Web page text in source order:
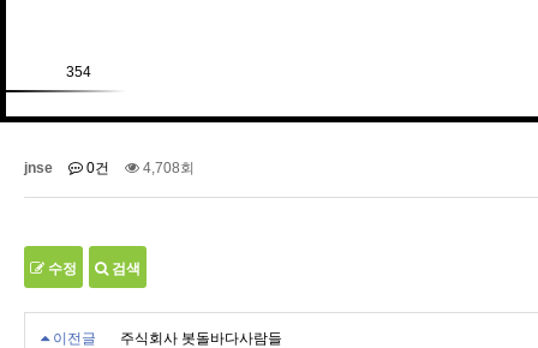
354
jnse 0건 4,708회
수정 검색
이전글 주식회사 봇돌바다사람들